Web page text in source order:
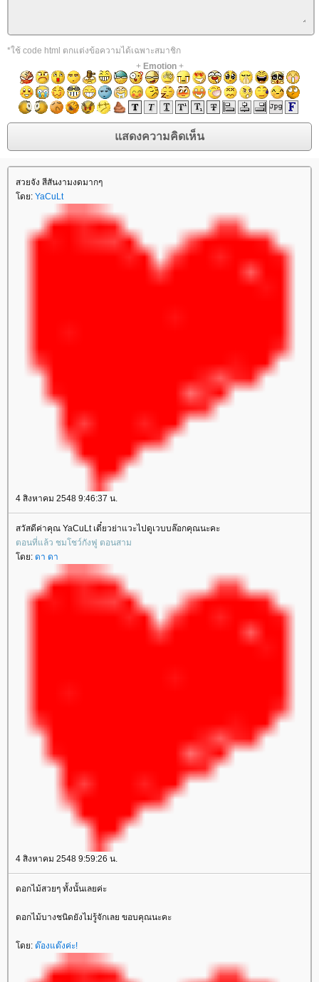
*ใช้ code html ตกแต่งข้อความได้เฉพาะสมาชิก
+ Emotion+
สวยจัง สีสันงามงดมากๆ
ดย: YaCuLt
4 สิงหาคม 2548 9:46:37 น.
สวัสดีค่าคุณ YaCuLt เดี๋ยวย่าแวะไปดูเวบบล๊อกคุณนะคะ
ตอนที่แล้ว ชมโชว์กังฟู ตอนสาม
ดย: ดา ดา
4 สิงหาคม 2548 9:59:26 น.
ดอกไม้สวยๆ ทั้งนั้นเลยค่ะ
ดอกไม้บางชนิดยังไม่รู้จักเลย ขอบคุณนะคะ
ดย: ด๊องแด๊งค่ะ!